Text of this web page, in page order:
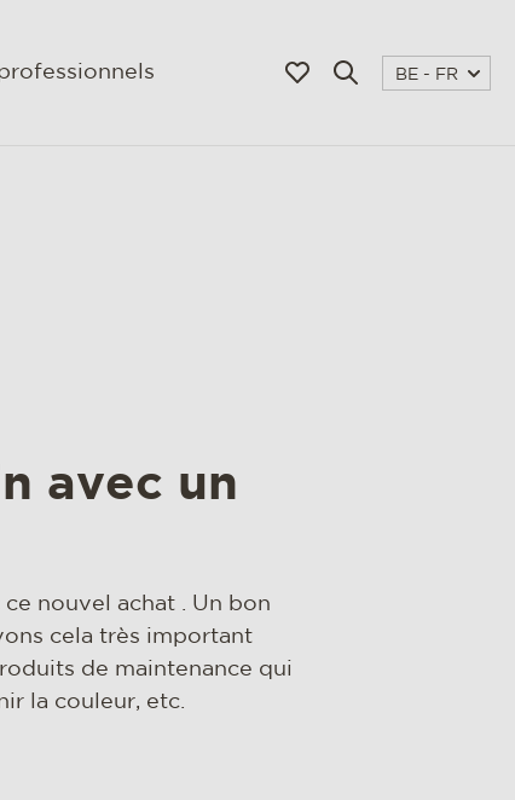
BE - FR
avec un
nouvel achat . Un bon
cela très important
de maintenance qui
la couleur, etc.